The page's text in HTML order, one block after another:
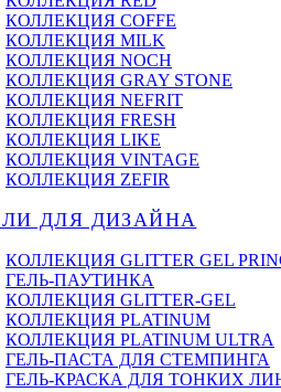
КОЛЛЕКЦИЯ COFFE
КОЛЛЕКЦИЯ MILK
КОЛЛЕКЦИЯ NOCH
КОЛЛЕКЦИЯ GRAY STONE
КОЛЛЕКЦИЯ NEFRIT
КОЛЛЕКЦИЯ FRESH
КОЛЛЕКЦИЯ LIKE
КОЛЛЕКЦИЯ VINTAGE
КОЛЛЕКЦИЯ ZEFIR
ДЛЯ ДИЗАЙНА
КОЛЛЕКЦИЯ GLITTER GEL
ГЕЛЬ-ПАУТИНКА
КОЛЛЕКЦИЯ GLITTER-GEL
КОЛЛЕКЦИЯ PLATINUM
КОЛЛЕКЦИЯ PLATINUM ULTRA
ГЕЛЬ-ПАСТА ДЛЯ СТЕМПИНГА
ГЕЛЬ-КРАСКА ДЛЯ ТОНКИХ